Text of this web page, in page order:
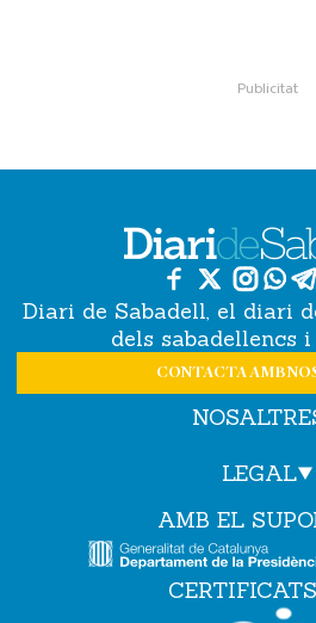
Diari de Sabadell, el diari
dels sabadellencs
CONTACTA AMB
LEGAL
AMB EL